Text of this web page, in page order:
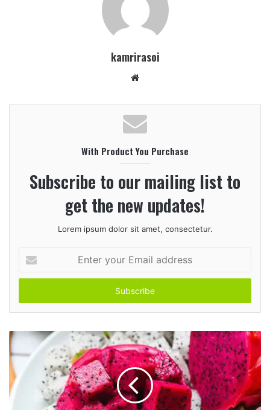
kamrirasoi
b
s
i
t
e
With Product You Purchase
Subscribe to our mailing list to
get the new updates!
Lorem ipsum dolor sit amet, consectetur.
t
r
o
r